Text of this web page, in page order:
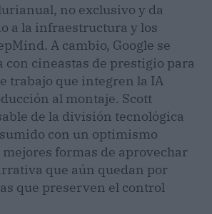
no exclusivo y da
a la infraestructura y los
A cambio, Google se
con cineastas de prestigio para
trabajo que integren la IA
al montaje. Scott
de la división tecnológica
con un optimismo
mejores formas de aprovechar
que aún quedan por
que preserven el control